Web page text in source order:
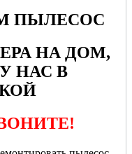
ПЫЛЕСОС
НА ДОМ,
НАС В